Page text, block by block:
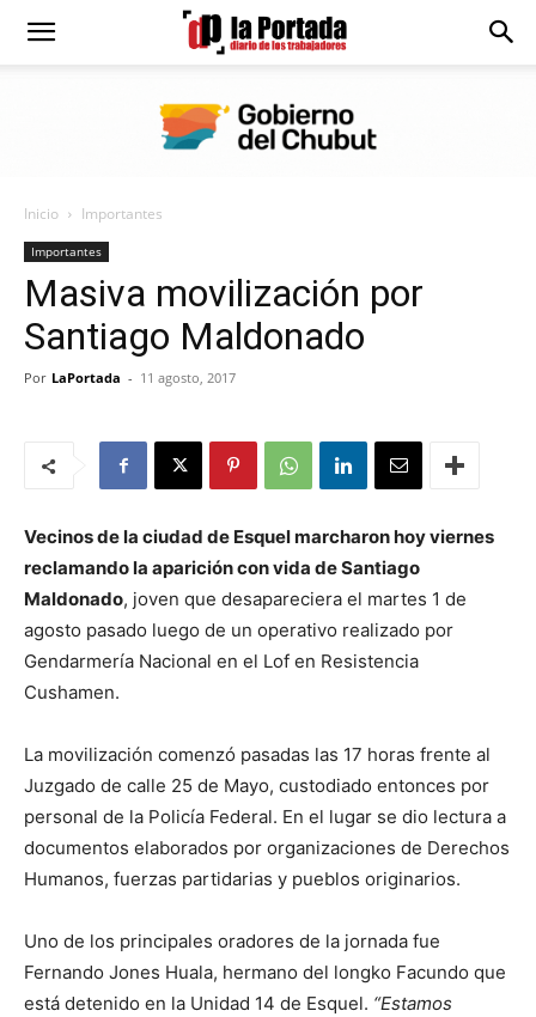
Diario
Portada
Inicio Importantes
Importantes
Masiva movilización por
Santiago Maldonado
Por LaPortada - 11 agosto, 2017
Vecinos de la ciudad de Esquel marcharon hoy viernes
reclamando la aparición con vida de Santiago
Maldonado, joven que desapareciera el martes 1 de
agosto pasado luego de un operativo realizado por
Gendarmería Nacional en el Lof en Resistencia
Cushamen.
La movilización comenzó pasadas las 17 horas frente al
Juzgado de calle 25 de Mayo, custodiado entonces por
personal de la Policía Federal. En el lugar se dio lectura a
documentos elaborados por organizaciones de Derechos
Humanos, fuerzas partidarias y pueblos originarios.
Uno de los principales oradores de la jornada fue
Fernando Jones Huala, hermano del longko Facundo que
está detenido en la Unidad 14 de Esquel. “Estamos